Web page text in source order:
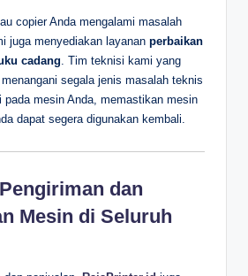
copier Anda mengalami masalah
juga menyediakan layanan perbaikan
cadang . Tim teknisi kami yang
segala jenis masalah teknis
pada mesin Anda, memastikan mesin
dapat segera digunakan kembali.
dan
Mesin di Seluruh